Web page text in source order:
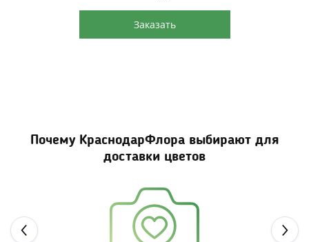
Заказать
Почему КраснодарФлора выбирают для
доставки цветов